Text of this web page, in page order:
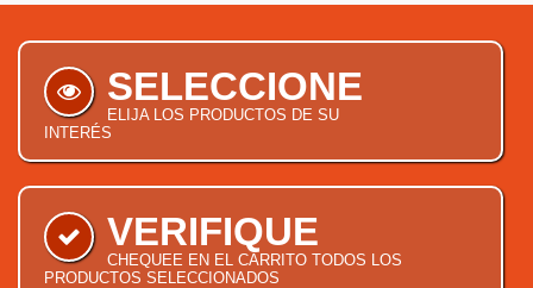
SELECCIONE
ELIJA LOS PRODUCTOS DE SU
INTERÉS
VERIFIQUE
CHEQUEE EN EL CARRITO TODOS LOS
PRODUCTOS SELECCIONADOS